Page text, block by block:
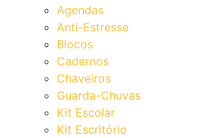
Agendas
Anti-Estresse
Blocos
Cadernos
Chaveiros
Guarda-Chuvas
Kit Escolar
Kit Escritório